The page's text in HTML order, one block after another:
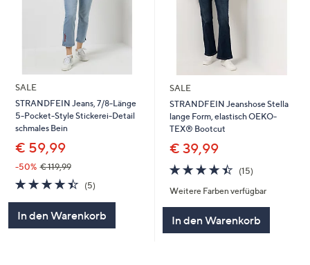
SALE
STRANDFEIN Jeans, 7/8-Länge
5-Pocket-Style Stickerei-Detail
schmales Bein
€ 59,99
-50% € 119,99
4.4
von
(5)5
In den Warenkorb
SALE
STRANDFEIN Jeanshose Stella
lange Form, elastisch OEKO-
TEX® Bootcut
€ 39,99
4.4
von
5
(15)
Weitere Farben verfügbar
In den Warenkorb